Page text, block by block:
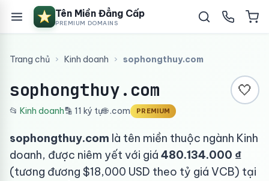
Tên Miền Đẳng Cấp
PREMIUM DOMAINS
Trang chủ › Kinh doanh › sophongthuy.com
sophongthuy.com 🤍
📂 Kinh doanh🔡 11 ký tự🌐 .com PREMIUM
sophongthuy.com là tên miền thuộc ngành Kinh
doanh, được niêm yết với giá 480.134.000 ₫
(tương đương $18,000 USD theo tỷ giá VCB) tại